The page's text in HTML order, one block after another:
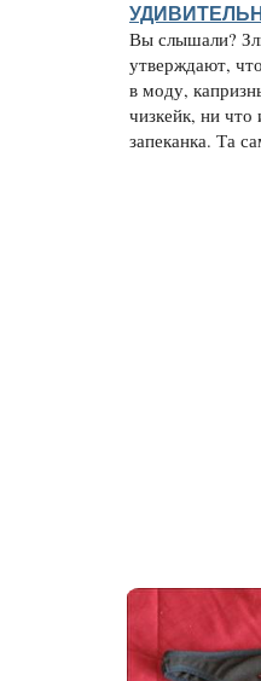
Вы слышали?
утверждают,
в моду,
чизкейк, ни что
запеканка. Та